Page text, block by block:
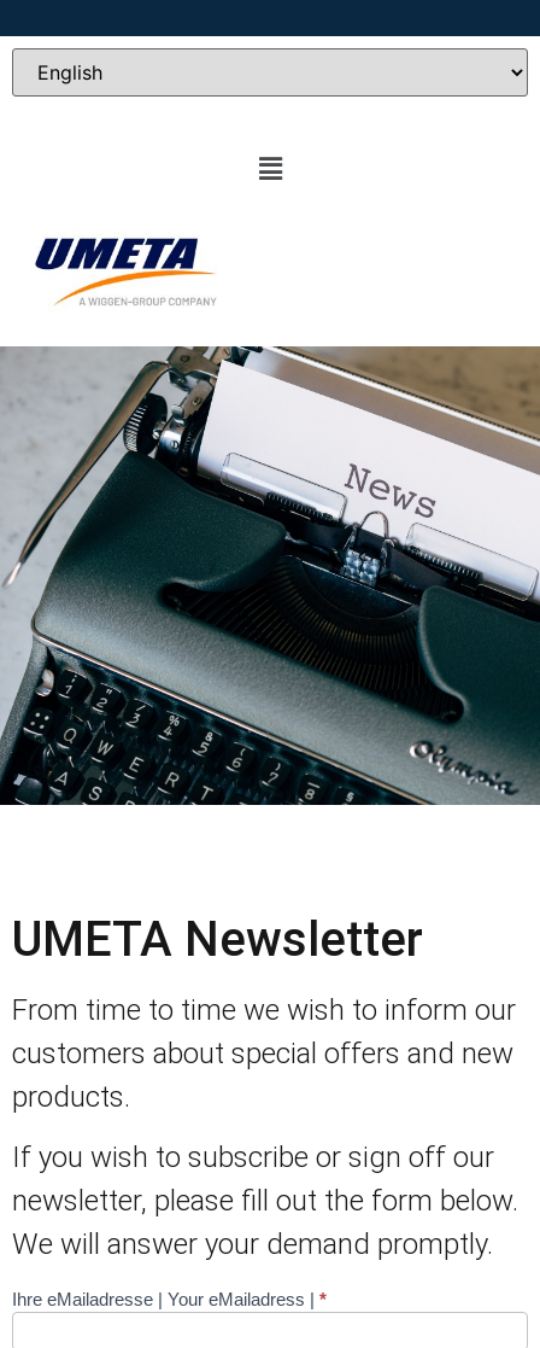
UMETA Newsletter
From time to time we wish to inform our
customers about special offers and new
products.
If you wish to subscribe or sign off our
newsletter, please fill out the form below.
We will answer your demand promptly.
Newsletter
Ihre eMailadresse | Your eMailadress | *